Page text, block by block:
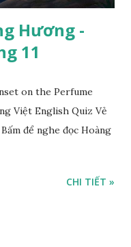
Hương -
11
on the Perfume
Việt English Quiz Vẻ
để nghe đọc Hoàng
CHI TIẾT »